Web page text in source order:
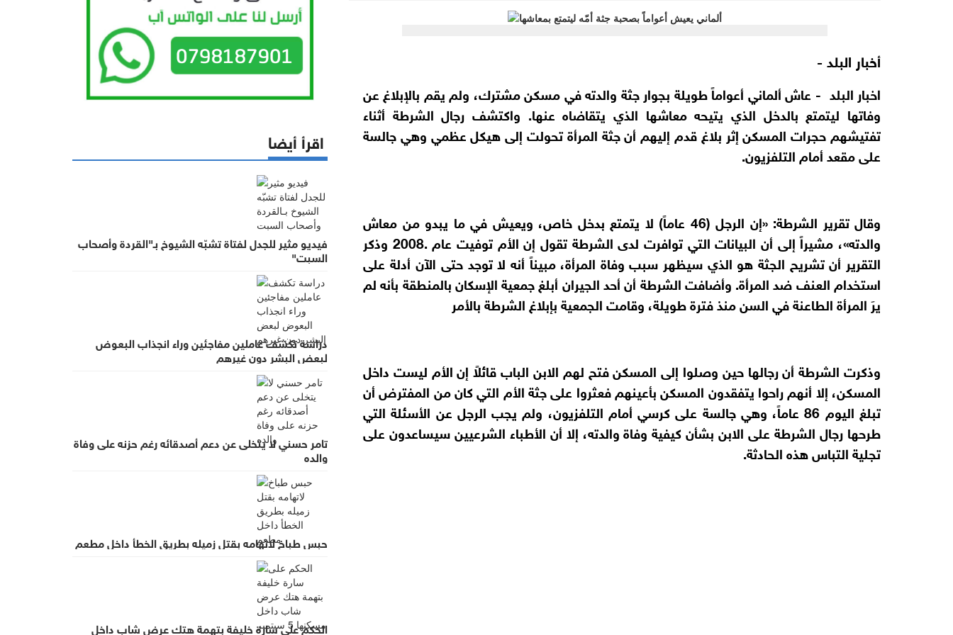
أخبار البلد -
اخبار البلد - عاش ألماني أعواماً طويلة بجوار جثة والدته في مسكن مشترك، ولم يقم بالإبلاغ عن
وفاتها ليتمتع بالدخل الذي يتيحه معاشها الذي يتقاضاه عنها. واكتشف رجال الشرطة أثناء
تفتيشهم حجرات المسكن إثر بلاغ قدم إليهم أن جثة المرأة تحولت إلى هيكل عظمي وهي جالسة
على مقعد أمام التلفزيون.
وقال تقرير الشرطة: «إن الرجل (46 عاماً) لا يتمتع بدخل خاص، ويعيش في ما يبدو من معاش
والدته»، مشيراً إلى أن البيانات التي توافرت لدى الشرطة تقول إن الأم توفيت عام .2008 وذكر
التقرير أن تشريح الجثة هو الذي سيظهر سبب وفاة المرأة، مبيناً أنه لا توجد حتى الآن أدلة على
استخدام العنف ضد المرأة. وأضافت الشرطة أن أحد الجيران أبلغ جمعية الإسكان بالمنطقة بأنه لم
يرَ المرأة الطاعنة في السن منذ فترة طويلة، وقامت الجمعية بإبلاغ الشرطة بالأمر
وذكرت الشرطة أن رجالها حين وصلوا إلى المسكن فتح لهم الابن الباب قائلاً إن الأم ليست داخل
المسكن، إلا أنهم راحوا يتفقدون المسكن بأعينهم فعثروا على جثة الأم التي كان من المفترض أن
تبلغ اليوم 86 عاماً، وهي جالسة على كرسي أمام التلفزيون، ولم يجب الرجل عن الأسئلة التي
طرحها رجال الشرطة على الابن بشأن كيفية وفاة والدته، إلا أن الأطباء الشرعيين سيساعدون على
تجلية التباس هذه الحادثة.
اقرأ أيضا
فيديو مثير للجدل لفتاة تشبّه الشيوخ بـ"القردة وأصحاب
السبت"
دراسة تكشف عاملين مفاجئين وراء انجذاب البعوض
لبعض البشر دون غيرهم
تامر حسني لا يتخلى عن دعم أصدقائه رغم حزنه على وفاة
والده
حبس طباخ لاتهامه بقتل زميله بطريق الخطأ داخل مطعم
الحكم على سارة خليفة بتهمة هتك عرض شاب داخل